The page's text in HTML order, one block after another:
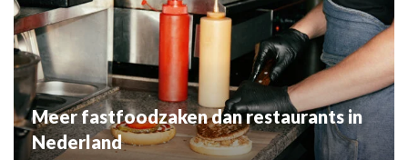
Meer fastfoodzaken dan restaurants in
Nederland